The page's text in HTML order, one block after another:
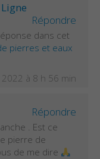
Répondre
dans cet
pierres et eaux
à 8 h 56 min
Répondre
. Est ce
pierre de
de me dire